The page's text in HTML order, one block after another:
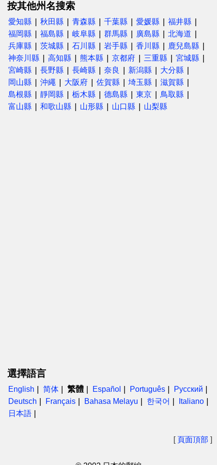
按其他州名搜索
愛知縣 秋田縣 青森縣 千葉縣 愛媛縣
福井縣
福岡縣
福島縣 岐阜縣 群馬縣 廣島縣
北海道
兵庫縣
茨城縣 石川縣 岩手縣 香川縣
鹿兒島縣
神奈川縣
高知縣 熊本縣 京都府 三重縣
宮城縣
宮崎縣
長野縣 長崎縣 奈良 新潟縣
大分縣
岡山縣
沖繩 大阪府 佐賀縣 埼玉縣
滋賀縣
島根縣
靜岡縣 栃木縣 德島縣 東京
鳥取縣
富山縣
和歌山縣 山形縣 山口縣 山梨縣
選擇語言
English 简体 繁體 Español Português
Русский
Deutsch
Français Bahasa Melayu 한국어
Italiano
日本語
[ 頁面頂部 ]